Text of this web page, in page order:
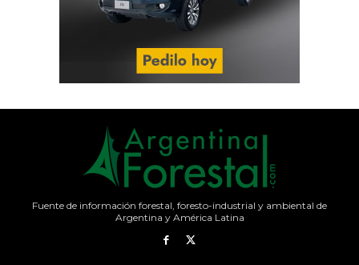
Fuente de información forestal, foresto-industrial y ambiental de
Argentina y América Latina